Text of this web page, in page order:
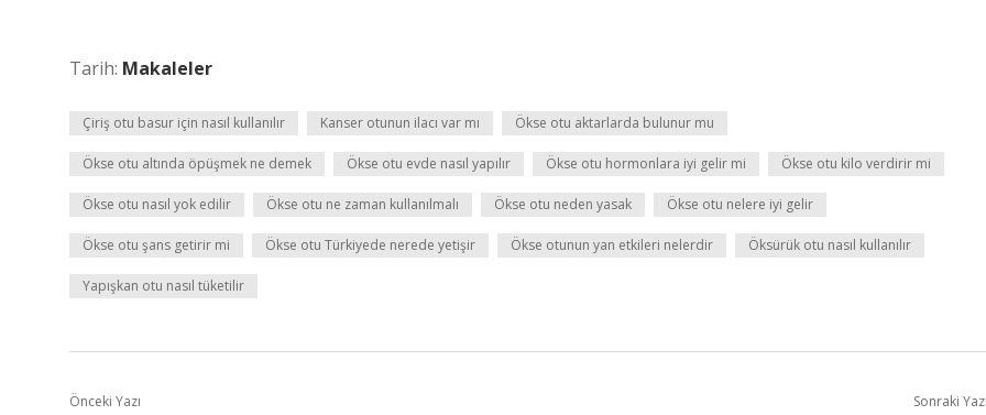
Tarih: Makaleler
Çiriş otu basur için nasıl kullanılır Kanser otunun ilacı var mı Ökse otu aktarlarda bulunur mu
Ökse otu altında öpüşmek ne demek Ökse otu evde nasıl yapılır Ökse otu hormonlara iyi gelir mi Ökse otu kilo verdirir mi
Ökse otu nasıl yok edilir Ökse otu ne zaman kullanılmalı Ökse otu neden yasak Ökse otu nelere iyi gelir
Ökse otu şans getirir mi Ökse otu Türkiyede nerede yetişir Ökse otunun yan etkileri nelerdir Öksürük otu nasıl kullanılır
Yapışkan otu nasıl tüketilir
Önceki Yazı Sonraki